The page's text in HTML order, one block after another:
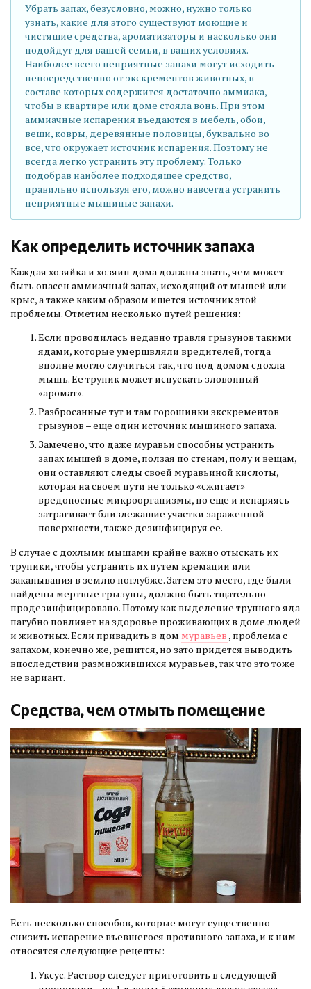
Убрать запах, безусловно, можно, нужно только
узнать, какие для этого существуют моющие и
чистящие средства, ароматизаторы и насколько они
подойдут для вашей семьи, в ваших условиях.
Наиболее всего неприятные запахи могут исходить
непосредственно от экскрементов животных, в
составе которых содержится достаточно аммиака,
чтобы в квартире или доме стояла вонь. При этом
аммиачные испарения въедаются в мебель, обои,
вещи, ковры, деревянные половицы, буквально во
все, что окружает источник испарения. Поэтому не
всегда легко устранить эту проблему. Только
подобрав наиболее подходящее средство,
правильно используя его, можно навсегда устранить
неприятные мышиные запахи.
Как определить источник запаха
Каждая хозяйка и хозяин дома должны знать, чем может
быть опасен аммиачный запах, исходящий от мышей или
крыс, а также каким образом ищется источник этой
проблемы. Отметим несколько путей решения:
Если проводилась недавно травля грызунов такими
ядами, которые умерщвляли вредителей, тогда
вполне могло случиться так, что под домом сдохла
мышь. Ее трупик может испускать зловонный
«аромат».
Разбросанные тут и там горошинки экскрементов
грызунов – еще один источник мышиного запаха.
Замечено, что даже муравьи способны устранить
запах мышей в доме, ползая по стенам, полу и вещам,
они оставляют следы своей муравьиной кислоты,
которая на своем пути не только «сжигает»
вредоносные микроорганизмы, но еще и испаряясь
затрагивает близлежащие участки зараженной
поверхности, также дезинфицируя ее.
В случае с дохлыми мышами крайне важно отыскать их
трупики, чтобы устранить их путем кремации или
закапывания в землю поглубже. Затем это место, где были
найдены мертвые грызуны, должно быть тщательно
продезинфицировано. Потому как выделение трупного яда
пагубно повлияет на здоровье проживающих в доме людей
и животных. Если привадить в дом муравьев , проблема с
запахом, конечно же, решится, но зато придется выводить
впоследствии размножившихся муравьев, так что это тоже
не вариант.
Средства, чем отмыть помещение
Есть несколько способов, которые могут существенно
снизить испарение въевшегося противного запаха, и к ним
относятся следующие рецепты:
Уксус. Раствор следует приготовить в следующей